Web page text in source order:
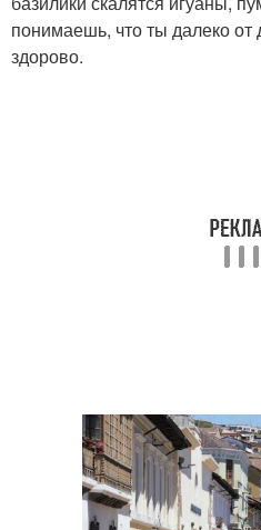
понимаешь, что ты далеко
здорово.